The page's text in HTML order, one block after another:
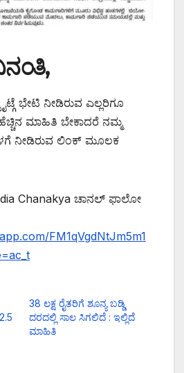
ಭೇಟಿ ನೀಡಿರುವ ಎಲ್ಲರಿಗೂ
ಮಾಹಿತಿ ಬೇಕಾದರೆ ನಮ್ಮ
ನೀಡಿರುವ ಲಿಂಕ್ ಮೂಲಕ
Chanakya ಚಾನಲ್ ಫಾಲೋ
FM1qVgdNtJm5m1
38 ಲಕ್ಷ ರೈತರಿಗೆ ಶೂನ್ಯ ಬಡ್ಡಿ
ದರದಲ್ಲಿ ಸಾಲ ಸಿಗಲಿದೆ : ಇಲ್ಲಿದೆ
ಮಾಹಿತಿ